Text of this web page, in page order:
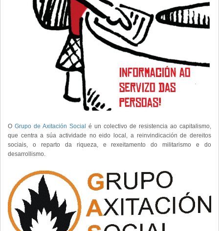
O Grupo de Axitación Social é un colectivo de resistencia ao capitalismo,
que centra a súa actividade no eido local, a reinvindicación de dereitos
sociais, o reparto da riqueza, e rexeitamento do militarismo e do
desarrollismo.